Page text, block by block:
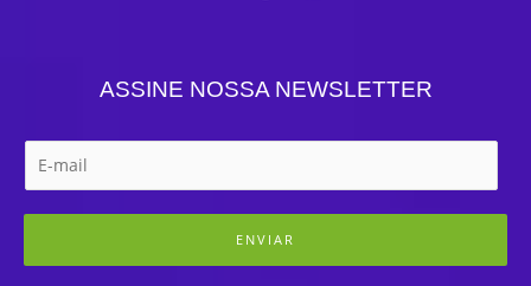
ASSINE NOSSA NEWSLETTER
ENVIAR